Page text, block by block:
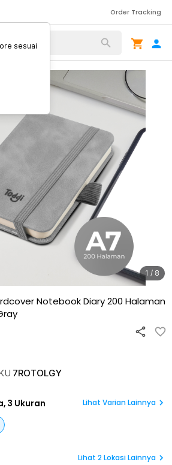
Order Tracking
1 / 8
Notebook Diary 200 Halaman
7ROTOLGY
3 Ukuran Lihat Varian Lainnya
Lihat 2Lokasi Lainnya
sesuai